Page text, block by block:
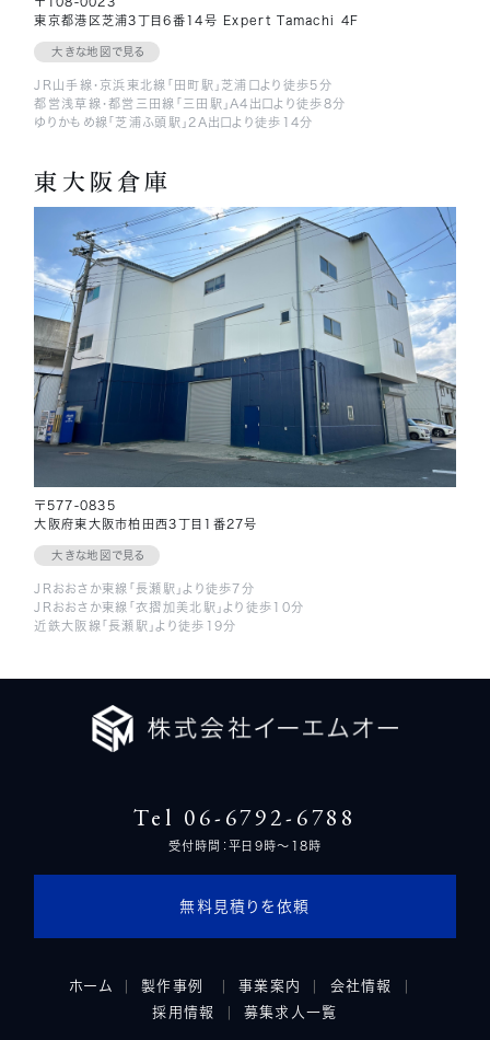
東京都港区芝浦3丁目6番14号 Expert Tamachi 4F
大きな地図で見る
JR山手線・京浜東北線「田町駅」芝浦口より徒歩5分
都営浅草線・都営三田線「三田駅」A4出口より徒歩8分
ゆりかもめ線「芝浦ふ頭駅」2A出口より徒歩14分
東大阪倉庫
〒577-0835
大阪府東大阪市柏田西3丁目1番27号
大きな地図で見る
JRおおさか東線「長瀬駅」より徒歩7分
JRおおさか東線「衣摺加美北駅」より徒歩10分
近鉄大阪線「長瀬駅」より徒歩19分
Tel 06-6792-6788
受付時間：平日9時～18時
無料見積りを依頼
ホーム 製作事例 事業案内
会社情報
採用情報
募集求人一覧